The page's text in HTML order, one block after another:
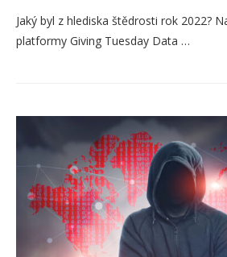
Jaký byl z hlediska štědrosti rok 2022?
platformy Giving Tuesday Data …